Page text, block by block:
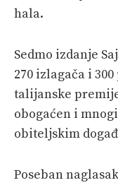
hala.
Sedmo izdanje
270 izlagača i
talijanske
obogaćen i
obiteljskim
Poseban